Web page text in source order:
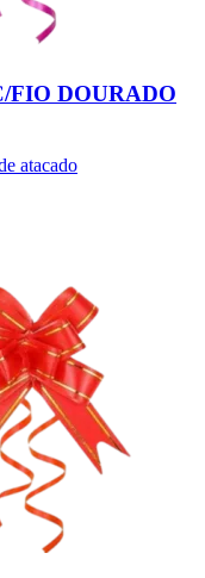
FIO DOURADO
atacado